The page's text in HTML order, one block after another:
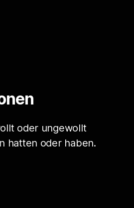
oder ungewollt
hatten oder haben.